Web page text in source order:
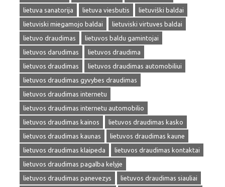
lietuva sanatorija
lietuva viesbutis
lietuviški baldai
lietuviski miegamojo baldai
lietuviski virtuves baldai
lietuvo draudimas
lietuvos baldu gamintojai
lietuvos darudimas
lietuvos draudima
lietuvos draudimas
lietuvos draudimas automobiliui
lietuvos draudimas gyvybes draudimas
lietuvos draudimas internetu
lietuvos draudimas internetu automobilio
lietuvos draudimas kainos
lietuvos draudimas kasko
lietuvos draudimas kaunas
lietuvos draudimas kaune
lietuvos draudimas klaipeda
lietuvos draudimas kontaktai
lietuvos draudimas pagalba kelyje
lietuvos draudimas panevezys
lietuvos draudimas siauliai